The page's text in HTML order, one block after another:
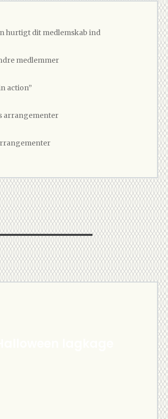
hurtigt dit medlemskab ind
medlemmer
action”
arrangementer